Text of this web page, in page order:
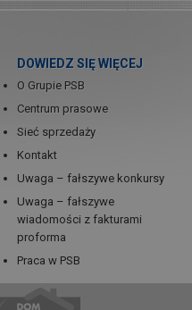
DOWIEDZ SIĘ WIĘCEJ
O Grupie PSB
Centrum prasowe
Sieć sprzedaży
Kontakt
Uwaga – fałszywe konkursy
Uwaga – fałszywe
wiadomości z fakturami
proforma
Praca w PSB